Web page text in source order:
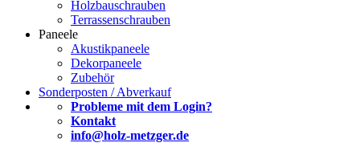
Holzbauschrauben
Terrassenschrauben
Paneele
Akustikpaneele
Dekorpaneele
Zubehör
Sonderposten / Abverkauf
Probleme mit dem Login?
Kontakt
info@holz-metzger.de